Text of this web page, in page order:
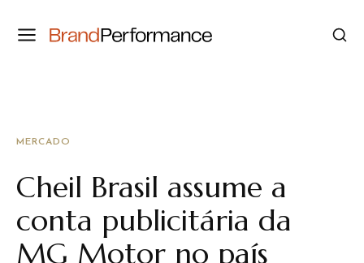
MERCADO
Cheil Brasil assume a
conta publicitária da
MG Motor no país